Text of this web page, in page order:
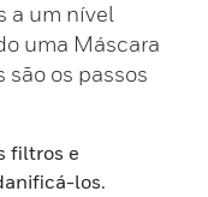
a um nível
uma Máscara
são os passos
filtros e
los.